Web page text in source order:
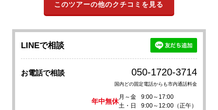
このツアーの他のクチコミを見る
LINEで相談
お電話で相談 050-1720-3714
国内どの固定電話からも市内通話料金
年中無休
月～金
9:00～17:00
土・日
9:00～12:00（正午）